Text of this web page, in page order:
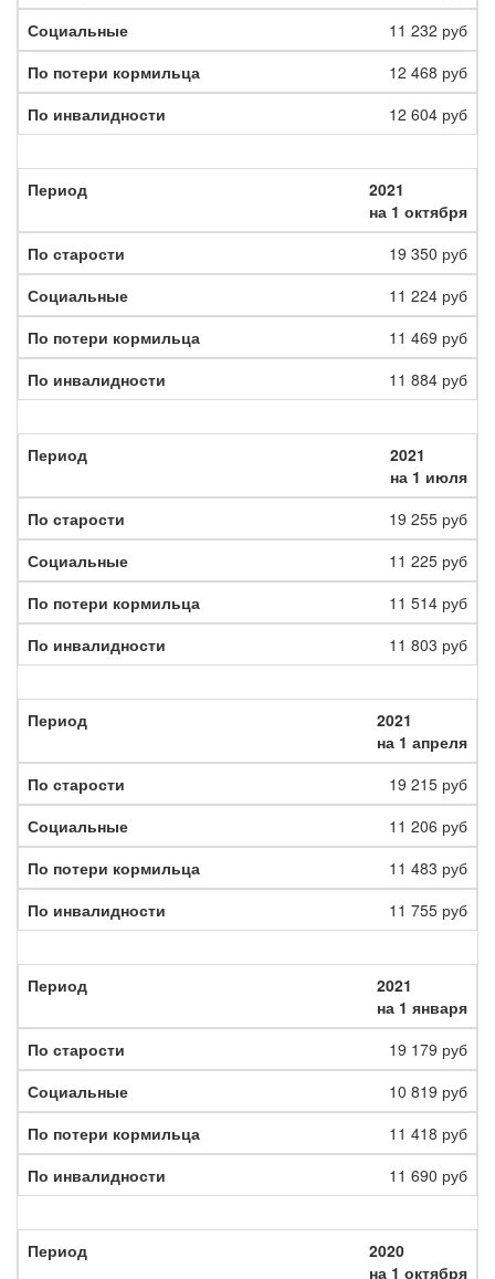
11 232 руб
12 468 руб
12 604 руб
2021
на 1 октября
19 350 руб
11 224 руб
11 469 руб
11 884 руб
2021
на 1 июля
19 255 руб
11 225 руб
11 514 руб
11 803 руб
2021
на 1 апреля
19 215 руб
11 206 руб
11 483 руб
11 755 руб
2021
на 1 января
19 179 руб
10 819 руб
11 418 руб
11 690 руб
2020
на 1 октября